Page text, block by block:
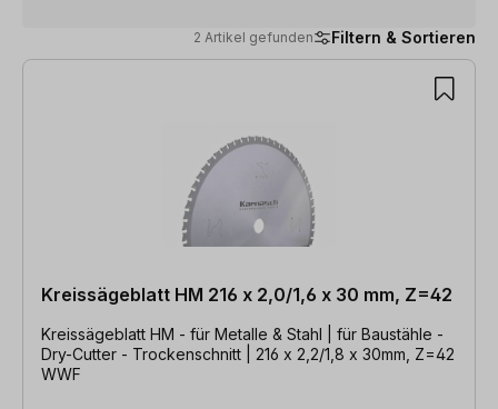
2 Artikel gefunden Filtern & Sortieren
2 Artikel gefunden
Kreissägeblatt HM 216 x 2,0/1,6 x 30 mm, Z=42
Kreissägeblatt HM - für Metalle & Stahl | für Baustähle -
Dry-Cutter - Trockenschnitt | 216 x 2,2/1,8 x 30mm, Z=42
WWF